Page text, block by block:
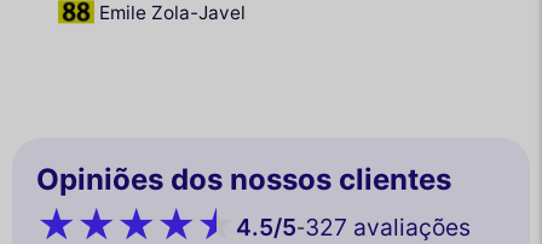
Emile Zola-Javel
Opiniões dos nossos clientes
4.5/5-327 avaliações